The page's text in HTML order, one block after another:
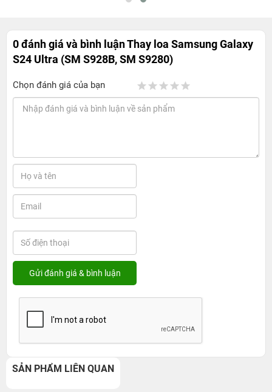
0 đánh giá và bình luậnThay loa Samsung Galaxy
S24 Ultra (SM S928B, SM S9280)
Chọn đánh giá của bạn
SẢN PHẨM LIÊN QUAN